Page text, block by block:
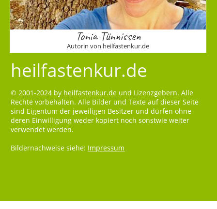
Tonia Tünnissen
Autorin von heilfastenkur.de
heilfastenkur.de
© 2001-2024 by heilfastenkur.de und Lizenzgebern. Alle
Rechte vorbehalten. Alle Bilder und Texte auf dieser Seite
sind Eigentum der jeweiligen Besitzer und dürfen ohne
deren Einwilligung weder kopiert noch sonstwie weiter
verwendet werden.
Bildernachweise siehe: Impressum